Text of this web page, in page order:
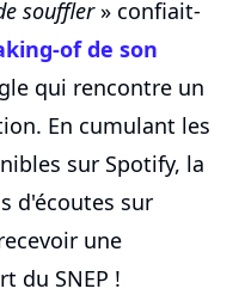
souffler» confiait-
of de son
qui rencontre un
En cumulant les
sur Spotify, la
d'écoutes sur
une
du SNEP !